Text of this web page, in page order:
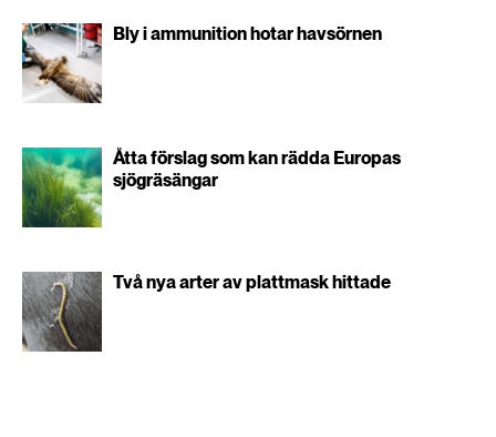
Bly i ammunition hotar havsörnen
Åtta förslag som kan rädda Europas
sjögräsängar
Två nya arter av plattmask hittade